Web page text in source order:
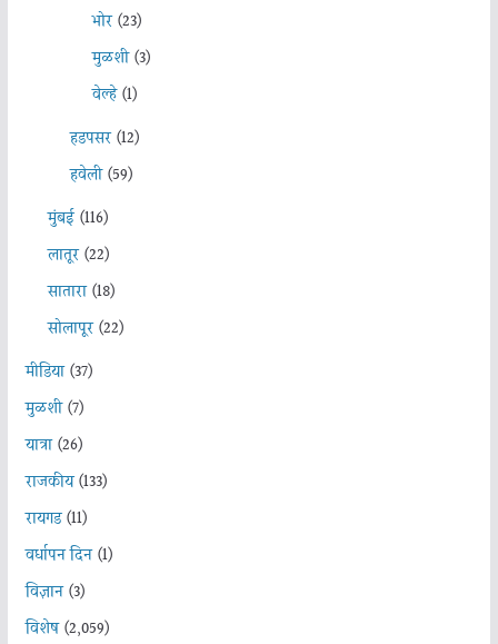
भोर(23)
मुळशी(3)
वेल्हे(1)
हडपसर(12)
हवेली(59)
मुंबई(116)
लातूर(22)
सातारा(18)
सोलापूर(22)
मीडिया(37)
मुळशी(7)
यात्रा(26)
राजकीय(133)
रायगड(11)
वर्धापन दिन(1)
विज्ञान(3)
विशेष(2,059)